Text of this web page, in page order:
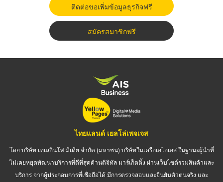
ติดต่อขอเพิ่มข้อมูลธุรกิจฟรี
สมัครสมาชิกฟรี
ไทยแลนด์ เยลโล่เพจเจส
โดย บริษัท เทเลอินโฟ มีเดีย จำกัด (มหาชน) บริษัทในเครือเอไอเอส ในฐานะผู้นำที่
ไม่เคยหยุดพัฒนาบริการที่ดีที่สุดด้านดิจิทัล มาร์เก็ตติ้ง ผ่านเว็บไซต์รวมสินค้าและ
บริการ จากผู้ประกอบการที่เชื่อถือได้ มีการตรวจสอบและยืนยันตัวตนจริง และ